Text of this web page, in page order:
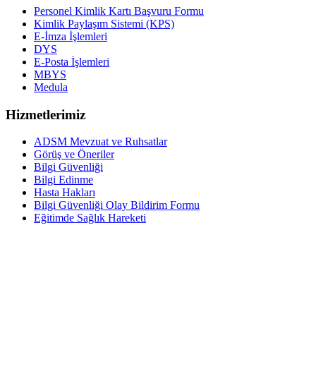
Personel Kimlik Kartı Başvuru Formu
Kimlik Paylaşım Sistemi (KPS)
E-İmza İşlemleri
DYS
E-Posta İşlemleri
MBYS
Medula
Hizmetlerimiz
ADSM Mevzuat ve Ruhsatlar
Görüş ve Öneriler
Bilgi Güvenliği
Bilgi Edinme
Hasta Hakları
Bilgi Güvenliği Olay Bildirim Formu
Eğitimde Sağlık Hareketi